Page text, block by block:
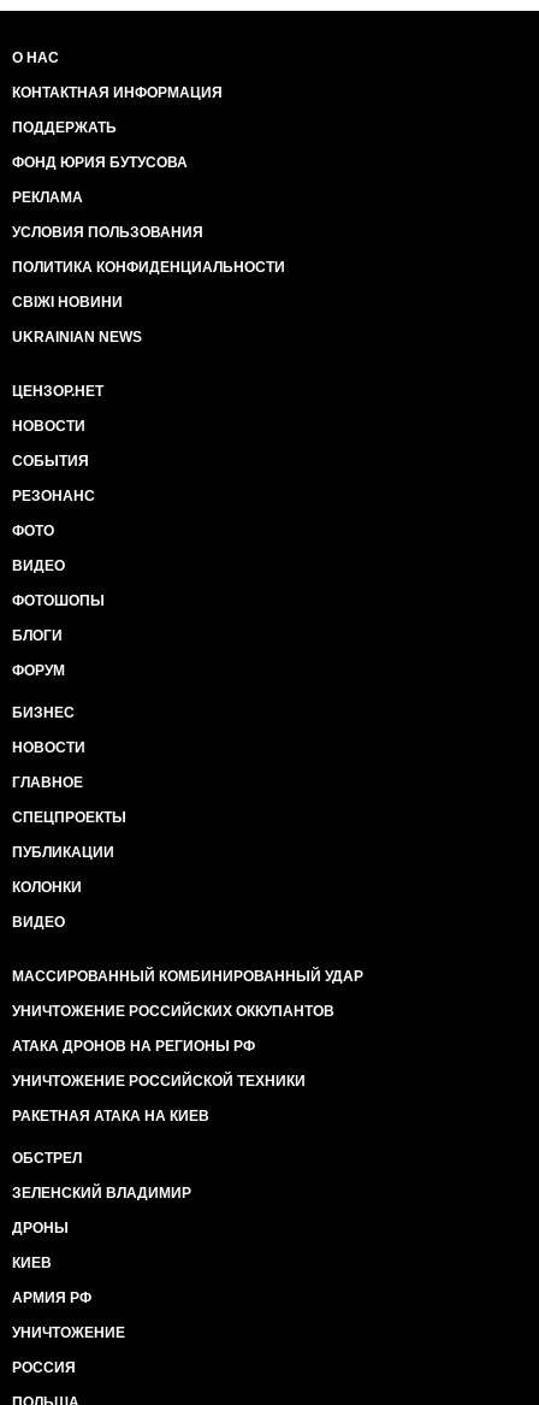
О НАС
КОНТАКТНАЯ ИНФОРМАЦИЯ
ПОДДЕРЖАТЬ
ФОНД ЮРИЯ БУТУСОВА
РЕКЛАМА
УСЛОВИЯ ПОЛЬЗОВАНИЯ
ПОЛИТИКА КОНФИДЕНЦИАЛЬНОСТИ
СВІЖІ НОВИНИ
UKRAINIAN NEWS
ЦЕНЗОР.НЕТ
НОВОСТИ
СОБЫТИЯ
РЕЗОНАНС
ФОТО
ВИДЕО
ФОТОШОПЫ
БЛОГИ
ФОРУМ
БИЗНЕС
НОВОСТИ
ГЛАВНОЕ
СПЕЦПРОЕКТЫ
ПУБЛИКАЦИИ
КОЛОНКИ
ВИДЕО
МАССИРОВАННЫЙ КОМБИНИРОВАННЫЙ УДАР
УНИЧТОЖЕНИЕ РОССИЙСКИХ ОККУПАНТОВ
АТАКА ДРОНОВ НА РЕГИОНЫ РФ
УНИЧТОЖЕНИЕ РОССИЙСКОЙ ТЕХНИКИ
РАКЕТНАЯ АТАКА НА КИЕВ
ОБСТРЕЛ
ЗЕЛЕНСКИЙ ВЛАДИМИР
ДРОНЫ
КИЕВ
АРМИЯ РФ
УНИЧТОЖЕНИЕ
РОССИЯ